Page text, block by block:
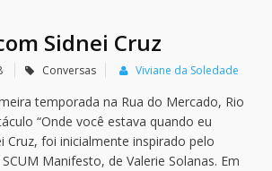
Sidnei Cruz
Conversas Viviane da Soledade
temporada na Rua do Mercado, Rio
“Onde você estava quando eu
Cruz, foi inicialmente inspirado pelo
Manifesto, de Valerie Solanas. Em